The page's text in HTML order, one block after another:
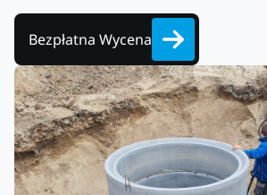
Bezpłatna Wycena